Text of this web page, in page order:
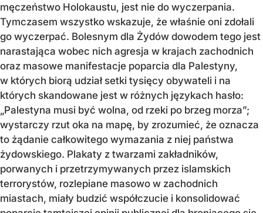
męczeństwo Holokaustu, jest nie do wyczerpania.
Tymczasem wszystko wskazuje, że właśnie oni zdołali
go wyczerpać. Bolesnym dla Żydów dowodem tego jest
narastająca wobec nich agresja w krajach zachodnich
oraz masowe manifestacje poparcia dla Palestyny,
w których biorą udział setki tysięcy obywateli i na
których skandowane jest w różnych językach hasło:
„Palestyna musi być wolna, od rzeki po brzeg morza”;
wystarczy rzut oka na mapę, by zrozumieć, że oznacza
to żądanie całkowitego wymazania z niej państwa
żydowskiego. Plakaty z twarzami zakładników,
porwanych i przetrzymywanych przez islamskich
terrorystów, rozlepiane masowo w zachodnich
miastach, miały budzić współczucie i konsolidować